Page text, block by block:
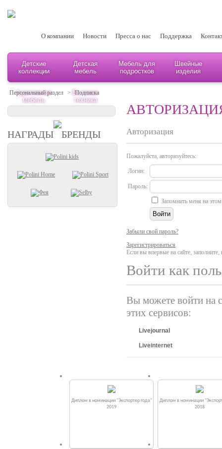
О компании Новости Пресса о нас Поддержка
Детские
коллекции
Детская
мебель
Мебель для
подростков
Швейные
изделия
Адаптивная
мебель
Бытовая
техника
Персональный раздел > Подписка
НАГРАДЫ БРЕНДЫ Авторизация
Пожалуйста, авторизуйтесь:
Логин:
Пароль:
Запомнить меня на
Забыли свой пароль?
Зарегистрироваться
Если вы впервые на сайте,
Войти как
Вы можете войти на
этих сервисов:
Livejournal
Liveinternet
Диплом в номинации "Экспортер года"
2019
Диплом в номинации
2018